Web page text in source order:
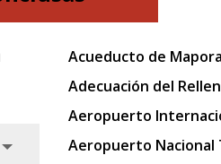
Acueducto de
Adecuación del
Aeropuerto
Aeropuerto Nacional